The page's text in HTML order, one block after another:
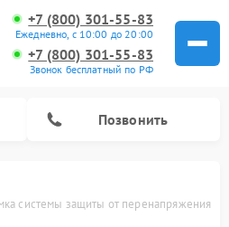
+7 (800) 301-55-83
Ежедневно, с 10:00 до 20:00
+7 (800) 301-55-83
Звонок бесплатный по РФ
Позвонить
системы защиты от перенапряжения